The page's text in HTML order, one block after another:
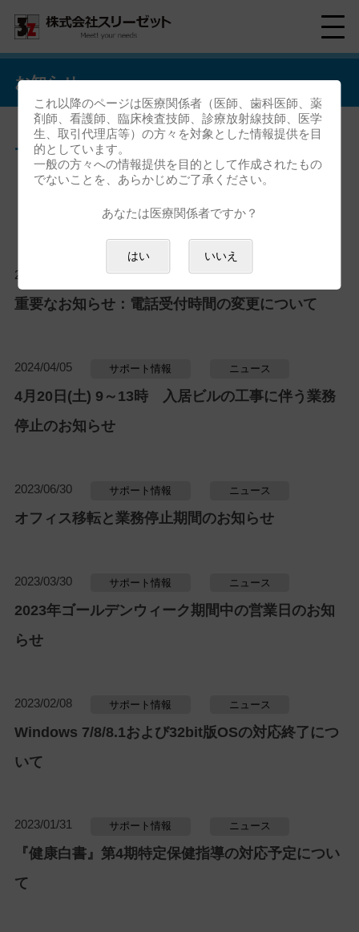
お知らせ
サポート情報のお知らせ一覧
2024/10/01 サポート情報 ニュース
重要なお知らせ：電話受付時間の変更について
2024/04/05 サポート情報 ニュース
4月20日(土) 9～13時 入居ビルの工事に伴う業務
停止のお知らせ
2023/06/30 サポート情報 ニュース
オフィス移転と業務停止期間のお知らせ
2023/03/30 サポート情報 ニュース
2023年ゴールデンウィーク期間中の営業日のお知
らせ
2023/02/08 サポート情報 ニュース
Windows 7/8/8.1および32bit版OSの対応終了につ
いて
2023/01/31 サポート情報 ニュース
『健康白書』第4期特定保健指導の対応予定につい
て
これ以降のページは医療関係者（医師、歯科医師、薬
剤師、看護師、臨床検査技師、診療放射線技師、医学
生、取引代理店等）の方々を対象とした情報提供を目
的としています。
一般の方々への情報提供を目的として作成されたもの
でないことを、あらかじめご了承ください。
あなたは医療関係者ですか？
はい いいえ